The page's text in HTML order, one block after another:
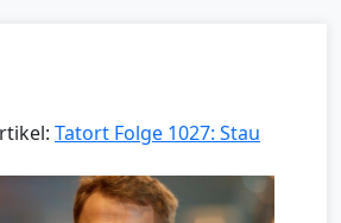
Tatort Folge 1027: Stau